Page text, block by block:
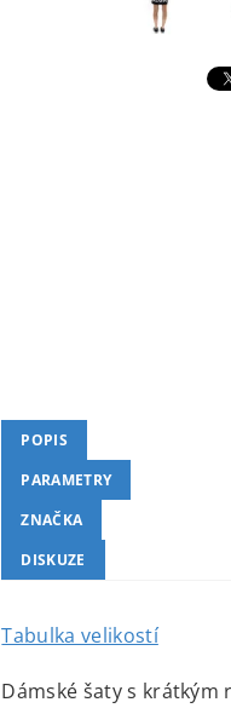
POPIS
PARAMETRY
ZNAČKA
DISKUZE
Tabulka velikostí
Dámské šaty s krátkým